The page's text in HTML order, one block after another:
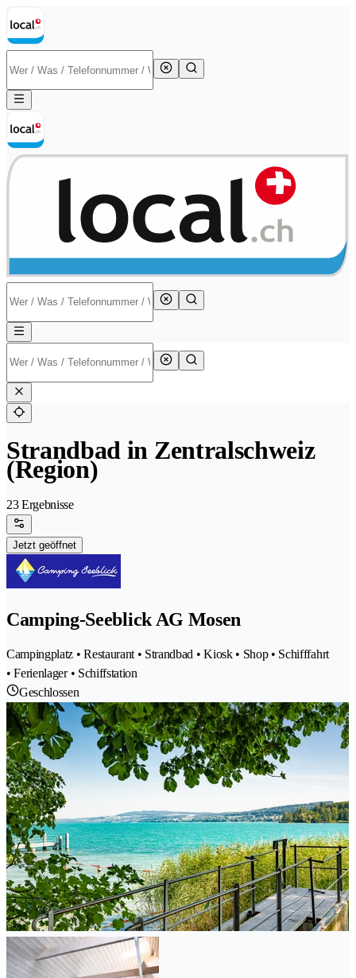
Strandbad in Zentralschweiz
(Region)
23 Ergebnisse
Jetzt geöffnet
Camping-Seeblick AG Mosen
Campingplatz • Restaurant • Strandbad • Kiosk • Shop • Schifffahrt
• Ferienlager • Schiffstation
Geschlossen